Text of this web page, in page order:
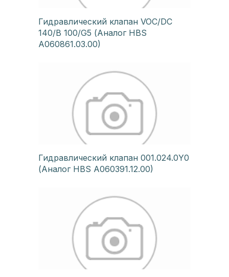
Гидравлический клапан VOC/DC
140/B 100/G5 (Аналог HBS
A060861.03.00)
Гидравлический клапан 001.024.0Y0
(Аналог HBS A060391.12.00)